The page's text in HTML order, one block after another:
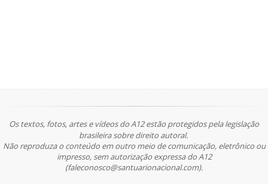
Os textos, fotos, artes e vídeos do A12 estão protegidos pela legislação
brasileira sobre direito autoral.
Não reproduza o conteúdo em outro meio de comunicação, eletrônico ou
impresso, sem autorização expressa do A12
(faleconosco@santuarionacional.com).